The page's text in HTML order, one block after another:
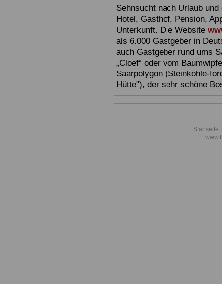
Sehnsucht nach Urlaub
Hotel, Gasthof, Pension,
Unterkunft. Die Website
als 6.000 Gastgeber in
auch Gastgeber rund ums
„Cloef“ oder vom
Saarpolygon (Steinkohle-
Hütte"), der sehr schöne
Startseite